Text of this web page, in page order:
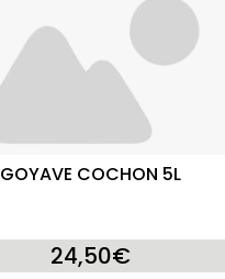
GOYAVE COCHON 5L
24,50€